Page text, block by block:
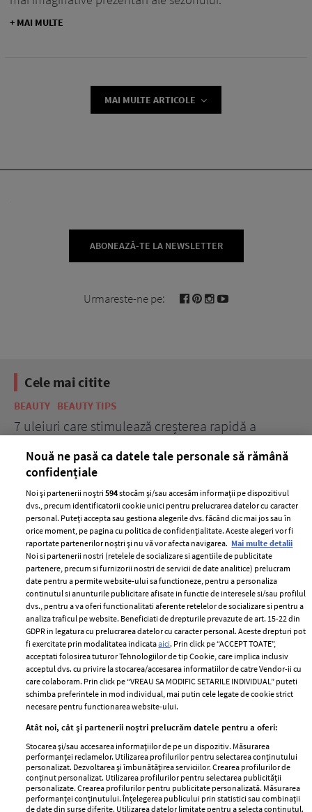
+ MAI MULTE
MAI MULTE ARTICOLE
ABONEAZĂ-TE LA NEWSLETTER
Urmareste-ne pe:
Cele mai citite
BEAUTY BEAUTY TIPS
7 uleiuri care stimulează creșterea rapidă a
ELLE Style Awards
2024
Despre ELLE
Romania
Contact
Abonamente
Termeni si conditii
Politica de
confidențialitate
Politica de cookies
Publicitate
GSP
Unica
Baby
Retete
femei
Viva
Avantaje
Retete practice
Nouă ne pasă ca datele tale personale să rămână
confidențiale
Noi și partenerii noștri594stocăm și/sau accesăm informații pe dispozitivul
dvs., precum identificatorii cookie unici pentru prelucrarea datelor cu caracter
personal. Puteți accepta sau gestiona alegerile dvs. făcând clic mai jos sau în
orice moment, pe pagina cu politica de confidențialitate. Aceste alegeri vor fi
raportate partenerilor noștri și nu vă vor afecta navigarea. Mai multe detalii
Noi si partenerii nostri (retelele de socializare si agentiile de publicitate
partenere, precum si furnizorii nostri de servicii de date analitice) prelucram
date pentru a permite website-ului sa functioneze, pentru a personaliza
continutul si anunturile publicitare afisate in functie de interesele si/sau profilul
dvs., pentru a va oferi functionalitati aferente retelelor de socializare si pentru a
analiza traficul pe website. Beneficiati de drepturile prevazute de art. 15-22 din
GDPR in legatura cu prelucrarea datelor cu caracter personal. Aceste drepturi pot
fi exercitate prin modalitatea indicataaici. Prin click pe “ACCEPT TOATE”,
acceptati folosirea tuturor Tehnologiilor de tip Cookie, care implica inclusiv
acceptul dvs. cu privire la stocarea/accesarea informatiilor de catre Vendor-ii cu
care colaboram. Prin click pe “VREAU SA MODIFIC SETARILE INDIVIDUAL” puteti
schimba preferintele in mod individual, mai putin cele legate de cookie strict
necesare pentru functionarea website-ului.
Atât noi, cât și partenerii noștri prelucrăm datele pentru a oferi:
Stocarea și/sau accesarea informațiilor de pe un dispozitiv. Măsurarea
performanței reclamelor. Utilizarea profilurilor pentru selectarea conținutului
personalizat. Dezvoltarea și îmbunătățirea serviciilor. Crearea profilurilor de
conținut personalizat. Utilizarea profilurilor pentru selectarea publicității
personalizate. Crearea profilurilor pentru publicitate personalizată. Măsurarea
performanței conținutului. Înțelegerea publicului prin statistici sau combinații
de date din surse diferite. Utilizarea datelor limitate pentru a selecta conținutul.